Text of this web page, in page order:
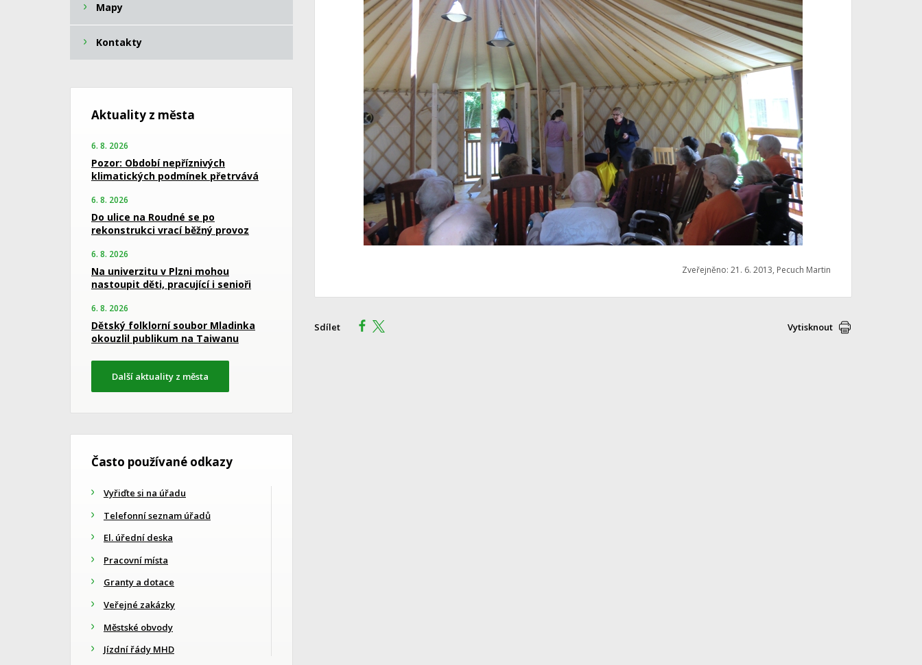
Zveřejněno: 21. 6. 2013, Pecuch Martin
Sdílet Vytisknout
Mapy
Kontakty
Aktuality z města
6. 8. 2026
Pozor: Období nepříznivých
klimatických podmínek přetrvává
6. 8. 2026
Do ulice na Roudné se po
rekonstrukci vrací běžný provoz
6. 8. 2026
Na univerzitu v Plzni mohou
nastoupit děti, pracující i senioři
6. 8. 2026
Dětský folklorní soubor Mladinka
okouzlil publikum na Taiwanu
Další aktuality z města
Často používané odkazy
Vyřiďte si na úřadu
Telefonní seznam úřadů
El. úřední deska
Pracovní místa
Granty a dotace
Veřejné zakázky
Městské obvody
Jízdní řády MHD